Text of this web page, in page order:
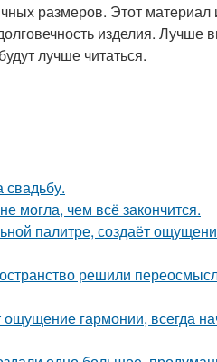
размеров. Этот материал
изделия. Лучше
лучше читаться.
могла, чем всё закончится.
палитре, создаёт
решили
гармонии, всегда